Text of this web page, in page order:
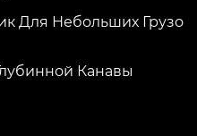
Для Небольших Грузо
Канавы